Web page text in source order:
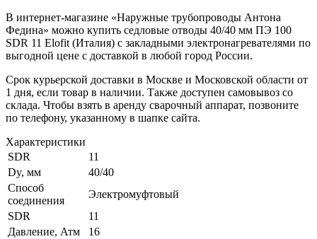
В интернет-магазине «Наружные трубопроводы Антона
Федина» можно купить седловые отводы 40/40 мм ПЭ 100
SDR 11 Elofit (Италия) с закладными электронагревателями по
выгодной цене с доставкой в любой город России.
Срок курьерской доставки в Москве и Московской области от
1 дня, если товар в наличии. Также доступен самовывоз со
склада. Чтобы взять в аренду сварочный аппарат, позвоните
по телефону, указанному в шапке сайта.
Характеристики
SDR
11
Dy, мм
40/40
Способ
соединения
Электромуфтовый
SDR
11
Давление, Атм
16